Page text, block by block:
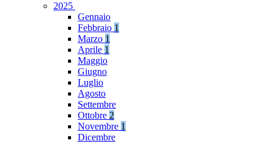
2025
Gennaio
Febbraio 1
Marzo 1
Aprile 1
Maggio
Giugno
Luglio
Agosto
Settembre
Ottobre 2
Novembre 1
Dicembre